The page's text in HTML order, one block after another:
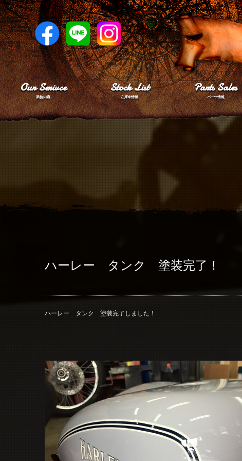
Our Serivce
業務内容
Stock List
在庫車情報
Parts Sales
パーツ情報
ハーレー タンク 塗装完了！
ハーレー タンク 塗装完了しました！